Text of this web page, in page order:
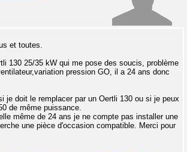
et toutes.
130 25/35 kW qui me pose des soucis, problème
pression GO, il a 24 ans donc
je doit le remplacer par un Oertli 130 ou si je peux
de même puissance.
même de 24 ans je ne compte pas installer une
une pièce d'occasion compatible. Merci pour